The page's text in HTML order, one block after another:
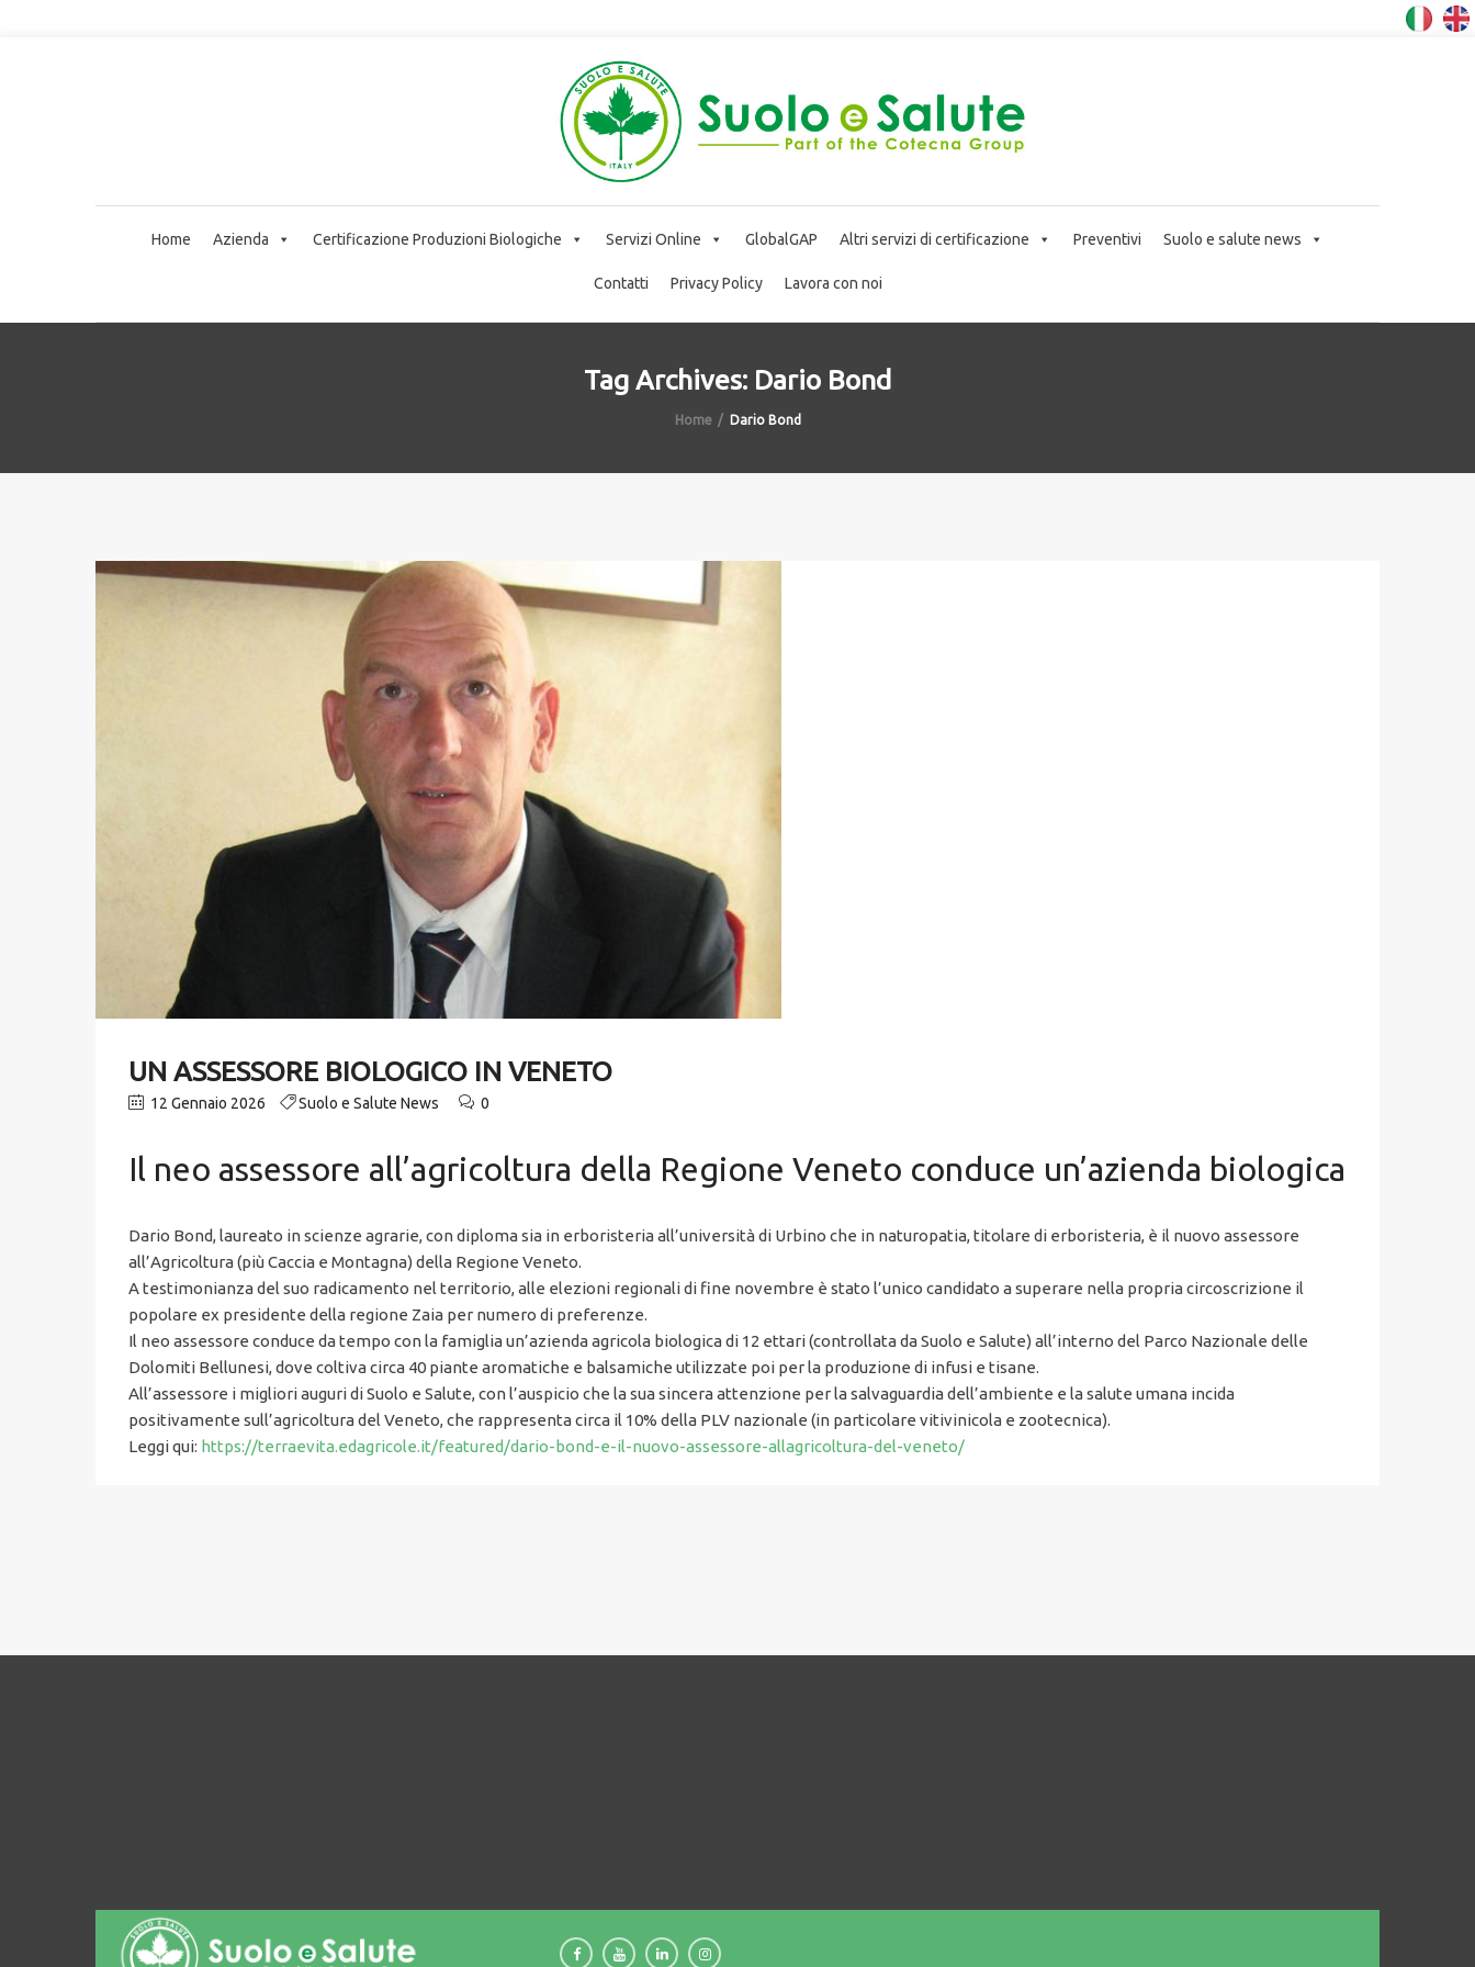
Home Azienda Certificazione Produzioni Biologiche Servizi Online GlobalGAP Altri servizi di certificazione Preventivi Suolo e salute news
Contatti Privacy Policy Lavora con noi
Tag Archives: Dario Bond
Home Dario Bond
UN ASSESSORE BIOLOGICO IN VENETO
12 Gennaio 2026 Suolo e Salute News 0
Il neo assessore all’agricoltura della Regione Veneto conduce un’azienda biologica
Dario Bond, laureato in scienze agrarie, con diploma sia in erboristeria all’università di Urbino che in naturopatia, titolare di erboristeria, è il nuovo assessore
all’Agricoltura (più Caccia e Montagna) della Regione Veneto.
A testimonianza del suo radicamento nel territorio, alle elezioni regionali di fine novembre è stato l’unico candidato a superare nella propria circoscrizione il
popolare ex presidente della regione Zaia per numero di preferenze.
Il neo assessore conduce da tempo con la famiglia un’azienda agricola biologica di 12 ettari (controllata da Suolo e Salute) all’interno del Parco Nazionale delle
Dolomiti Bellunesi, dove coltiva circa 40 piante aromatiche e balsamiche utilizzate poi per la produzione di infusi e tisane.
All’assessore i migliori auguri di Suolo e Salute, con l’auspicio che la sua sincera attenzione per la salvaguardia dell’ambiente e la salute umana incida
positivamente sull’agricoltura del Veneto, che rappresenta circa il 10% della PLV nazionale (in particolare vitivinicola e zootecnica).
Leggi qui: https://terraevita.edagricole.it/featured/dario-bond-e-il-nuovo-assessore-allagricoltura-del-veneto/